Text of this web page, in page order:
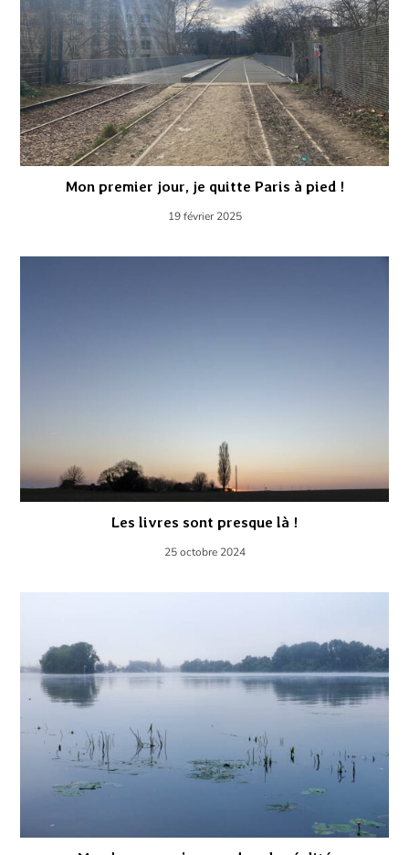
Mon premier jour, je quitte Paris à pied !
19 février 2025
Les livres sont presque là !
25 octobre 2024